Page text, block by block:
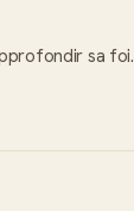
sa foi.